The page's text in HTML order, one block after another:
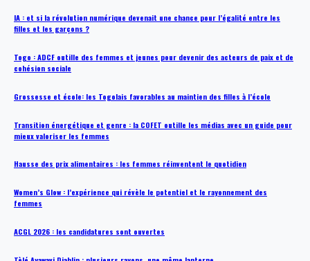
IA : et si la révolution numérique devenait une chance pour l’égalité entre les
filles et les garçons ?
Togo : ADCF outille des femmes et jeunes pour devenir des acteurs de paix et de
cohésion sociale
Grossesse et école: les Togolais favorables au maintien des filles à l’école
Transition énergétique et genre : la COFET outille les médias avec un guide pour
mieux valoriser les femmes
Hausse des prix alimentaires : les femmes réinventent le quotidien
Women’s Glow : l’expérience qui révèle le potentiel et le rayonnement des
femmes
ACGL 2026 : les candidatures sont ouvertes